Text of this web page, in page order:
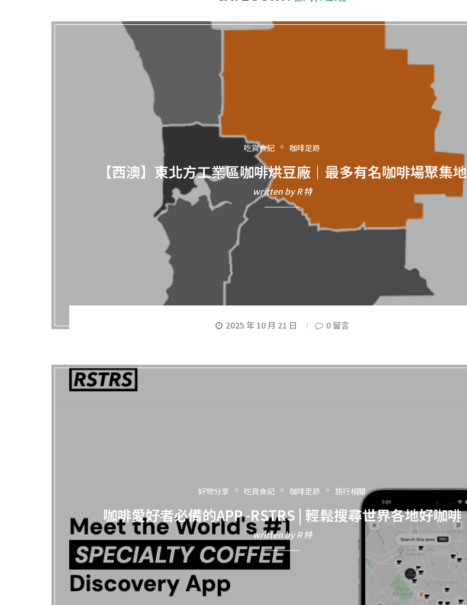
吃貨食記 咖啡足跡
【西澳】東北方工業區咖啡烘豆廠｜最多有名咖啡場聚集地
written byR 特
2025 年 10 月 21 日 0 留言
好物分享 吃貨食記 咖啡足跡 旅行相關
咖啡愛好者必備的APP -RSTRS | 輕鬆搜尋世界各地好咖啡
written by R 特